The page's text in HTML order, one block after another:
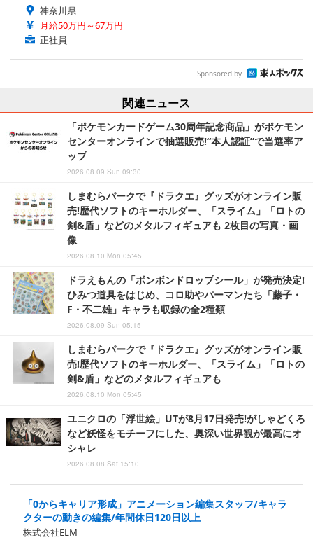
神奈川県
月給50万円～67万円
正社員
Sponsored by
関連ニュース
「ポケモンカードゲーム30周年記念商品」がポケモン
センターオンラインで抽選販売!“本人認証”で当選率ア
ップ
2026.08.09 Sun 09:30
しまむらパークで『ドラクエ』グッズがオンライン販
売!歴代ソフトのキーホルダー、「スライム」「ロトの
剣&盾」などのメタルフィギュアも 2枚目の写真・画
像
2026.08.10 Mon 05:45
ドラえもんの「ボンボンドロップシール」が発売決定!
ひみつ道具をはじめ、コロ助やパーマンたち「藤子・
F・不二雄」キャラも収録の全2種類
2026.08.09 Sun 05:15
しまむらパークで『ドラクエ』グッズがオンライン販
売!歴代ソフトのキーホルダー、「スライム」「ロトの
剣&盾」などのメタルフィギュアも
2026.08.10 Mon 05:45
ユニクロの「浮世絵」UTが8月17日発売!がしゃどくろ
など妖怪をモチーフにした、奥深い世界観が最高にオ
シャレ
2026.08.08 Sat 15:10
「0からキャリア形成」アニメーション編集スタッフ/キャラ
クターの動きの編集/年間休日120日以上
株式会社ELM